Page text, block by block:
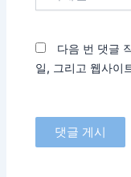
다음 번 댓글
일, 그리고 웹사이